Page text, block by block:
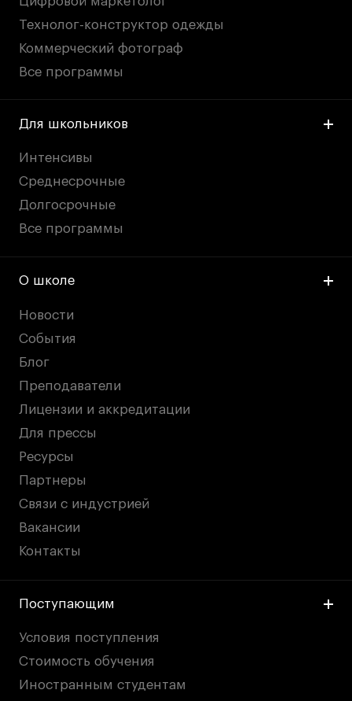
Технолог-конструктор одежды
Коммерческий фотограф
Все программы
Для школьников
Интенсивы
Среднесрочные
Долгосрочные
Все программы
О школе
Новости
События
Блог
Преподаватели
Лицензии и аккредитации
Для прессы
Ресурсы
Партнеры
Связи с индустрией
Вакансии
Контакты
Поступающим
Условия поступления
Стоимость обучения
Иностранным студентам